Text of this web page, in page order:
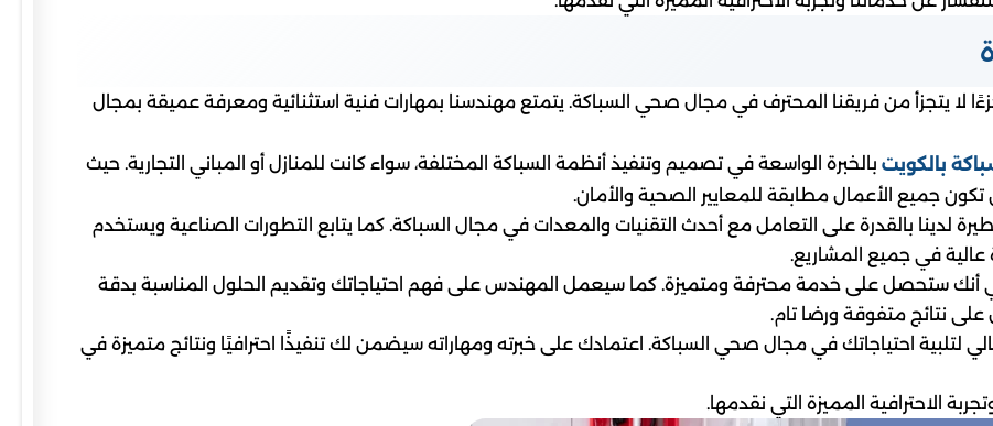
لا يتجزأ من فريقنا المحترف في مجال صحي السباكة. يتمتع مهندسنا بمهارات فنية استثنائية ومعرفة عميقة بمجال
بالكويت بالخبرة الواسعة في تصميم وتنفيذ أنظمة السباكة المختلفة، سواء كانت للمنازل أو المباني التجارية. حيث
جميع الأعمال مطابقة للمعايير الصحية والأمان.
لدينا بالقدرة على التعامل مع أحدث التقنيات والمعدات في مجال السباكة. كما يتابع التطورات الصناعية ويستخدم
عالية في جميع المشاريع.
ستحصل على خدمة محترفة ومتميزة. كما سيعمل المهندس على فهم احتياجاتك وتقديم الحلول المناسبة بدقة
نتائج متفوقة ورضا تام.
احتياجاتك في مجال صحي السباكة. اعتمادك على خبرته ومهاراته سيضمن لك تنفيذًا احترافيًا ونتائج متميزة في